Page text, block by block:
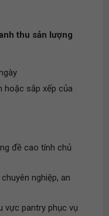
thu sản lượng
hoặc sắp xếp của
đề cao tính chủ
nghiệp, an
vực pantry phục vụ